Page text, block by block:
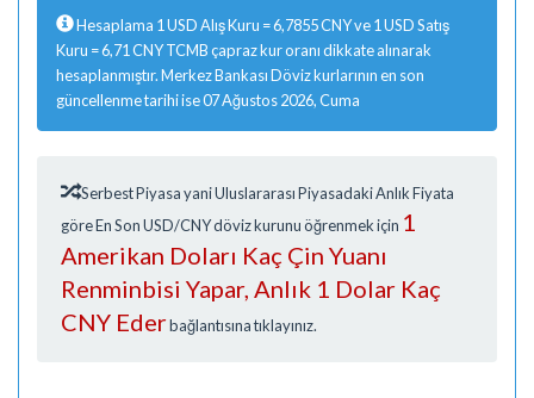
Hesaplama 1 USD Alış Kuru = 6,7855 CNY ve 1 USD Satış
Kuru = 6,71 CNY TCMB çapraz kur oranı dikkate alınarak
hesaplanmıştır. Merkez Bankası Döviz kurlarının en son
güncellenme tarihi ise 07 Ağustos 2026, Cuma
Serbest Piyasa yani Uluslararası Piyasadaki Anlık Fiyata
göre En Son USD/CNY döviz kurunu öğrenmek için 1
Amerikan Doları Kaç Çin Yuanı
Renminbisi Yapar, Anlık 1 Dolar Kaç
CNY Ederbağlantısına tıklayınız.